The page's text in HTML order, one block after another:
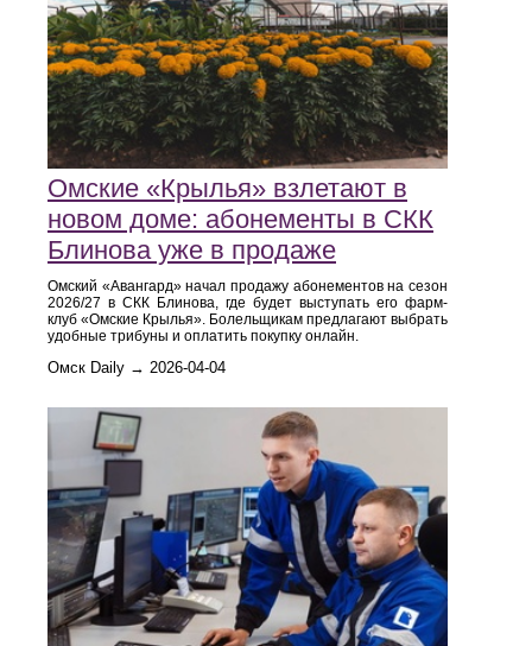
Омские «Крылья» взлетают в
новом доме: абонементы в СКК
Блинова уже в продаже
Омский «Авангард» начал продажу абонементов на сезон
2026/27 в СКК Блинова, где будет выступать его фарм-
клуб «Омские Крылья». Болельщикам предлагают выбрать
удобные трибуны и оплатить покупку онлайн.
Омск Daily → 2026-04-04